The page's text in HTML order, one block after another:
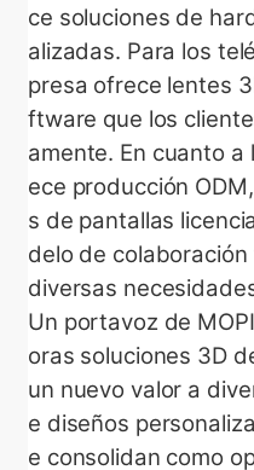
ce soluciones de
alizadas. Para los
presa ofrece lentes
ftware que los
amente. En cuanto
ece producción
s de pantallas
delo de
diversas
Un portavoz de
oras soluciones 3D
un nuevo valor a
e diseños
e consolidan como